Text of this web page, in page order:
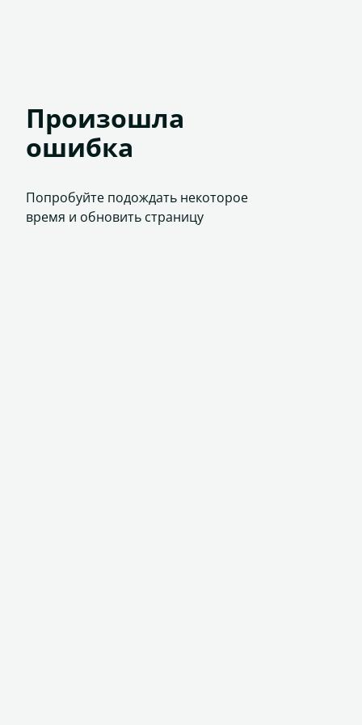
Произошла
ошибка
Попробуйте подождать некоторое
время и обновить страницу